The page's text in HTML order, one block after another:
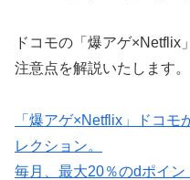
ドコモの「爆アゲ×Netflix
注意点を解説いたします。
「爆アゲ×Netflix」ドコ
レクション。
毎月、最大20％のdポイン